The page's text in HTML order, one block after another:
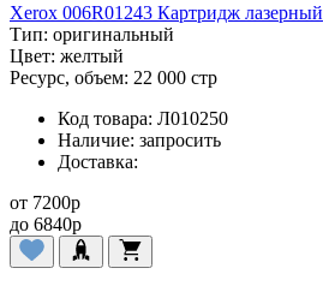
Xerox 006R01243 Картридж лазерный
Тип: оригинальный
Цвет: желтый
Ресурс, объем: 22 000 стр
Код товара: Л010250
Наличие: запросить
Доставка:
от 7200p
до 6840p